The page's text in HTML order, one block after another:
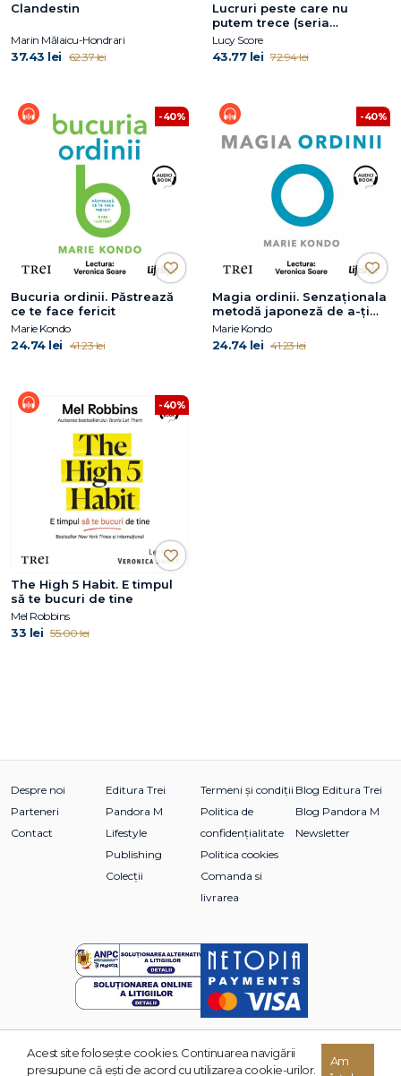
Clandestin
Marin Mălaicu-Hondrari
37.43 lei 62.37 lei
Lucruri peste care nu
putem trece (seria
Knockemout, vol. 1)
Lucy Score
43.77 lei 72.94 lei
-40%
Bucuria ordinii. Păstrează
ce te face fericit
Marie Kondo
24.74 lei 41.23 lei
-40%
Magia ordinii. Senzaționala
metodă japoneză de a-ți
elibera și organiza casa
Marie Kondo
24.74 lei 41.23 lei
-40%
The High 5 Habit. E timpul
să te bucuri de tine
Mel Robbins
33 lei 55.00 lei
Despre noi
Parteneri
Contact
Editura Trei
Pandora M
Lifestyle
Publishing
Colecții
Termeni și condiții
Politica de
confidențialitate
Politica cookies
Comanda si
livrarea
Blog Editura Trei
Blog Pandora M
Newsletter
© 2026 Grupul Editorial TREI. Toate drepturile rezervate.
Acest site foloseşte cookies. Continuarea navigării
presupune că eşti de acord cu utilizarea cookie-urilor.
Am